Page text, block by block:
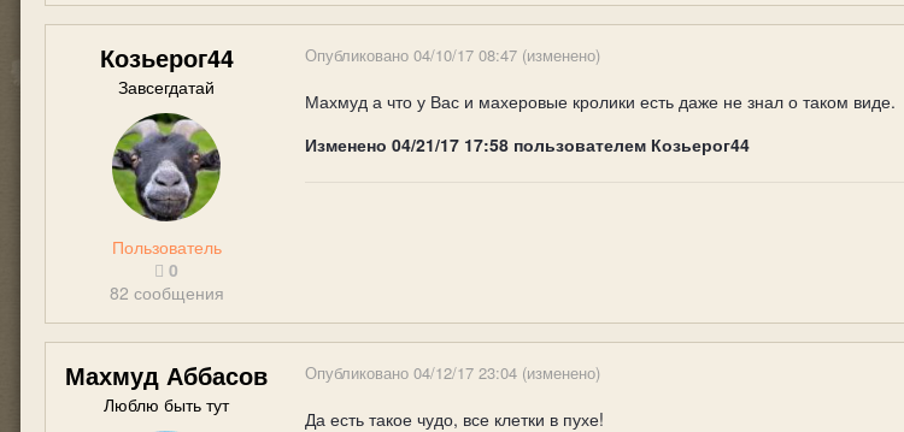
Козьерог44
Завсегдатай
Пользователь
0
82 сообщения
Опубликовано 04/10/17 08:47 (изменено)
Махмуд а что у Вас и махеровые кролики есть даже не знал о таком виде.
Изменено 04/21/17 17:58 пользователем Козьерог44
Махмуд Аббасов
Люблю быть тут
Опубликовано 04/12/17 23:04 (изменено)
Да есть такое чудо, все клетки в пухе!